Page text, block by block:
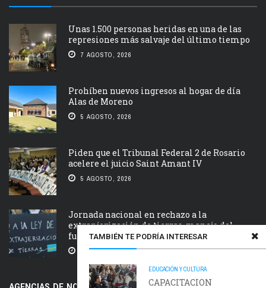
TAMBIÉN TE PODRÍA INTERESAR
EDUCACIÓN Y CULTURA
CAPACITACION
Unas 1.500 personas heridas en una de las
represiones más salvaje del último tiempo
7 AGOSTO, 2026
Prohíben nuevos ingresos al hogar de día
Alas de Moreno
5 AGOSTO, 2026
Piden que el Tribunal Federal 2 de Rosario
acelere el juicio Saint Amant IV
5 AGOSTO, 2026
Jornada nacional en rechazo a la
extranjerización de tierras, manejo del
fuego y desalojos
5 AGOSTO, 2026